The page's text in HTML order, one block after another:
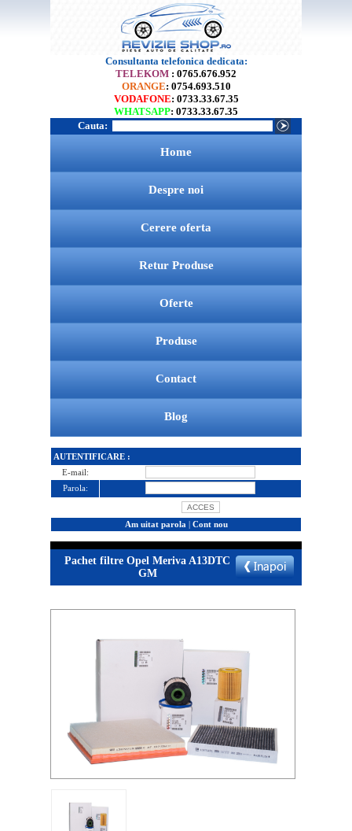
Consultanta telefonica dedicata:
TELEKOM : 0765.676.952
ORANGE: 0754.693.510
VODAFONE: 0733.33.67.35
WHATSAPP: 0733.33.67.35
Cauta:
Home
Despre noi
Cerere oferta
Retur Produse
Oferte
Produse
Contact
Blog
AUTENTIFICARE :
E-mail:
Parola:
Am uitat parola | Cont nou
Pachet filtre Opel Meriva A13DTC
GM